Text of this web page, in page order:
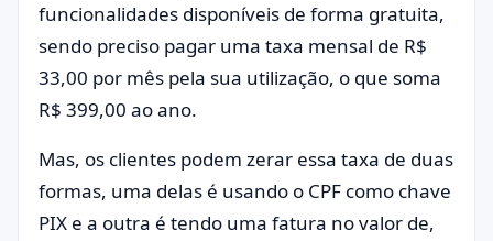
funcionalidades disponíveis de forma gratuita,
sendo preciso pagar uma taxa mensal de R$
33,00 por mês pela sua utilização, o que soma
R$ 399,00 ao ano.
Mas, os clientes podem zerar essa taxa de duas
formas, uma delas é usando o CPF como chave
PIX e a outra é tendo uma fatura no valor de,